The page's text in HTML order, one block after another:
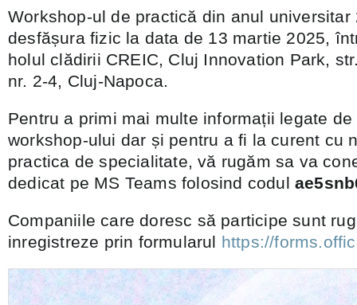
Workshop-ul de practică din anul universitar
desfășura fizic la data de 13 martie 2025,
holul clădirii CREIC, Cluj Innovation Park,
nr. 2-4, Cluj-Napoca.
Pentru a primi mai multe informații legate
workshop-ului dar și pentru a fi la curent cu
practica de specialitate, vă rugăm sa va
dedicat pe MS Teams folosind codul
Companiile care doresc să participe sunt
inregistreze prin formularul https://